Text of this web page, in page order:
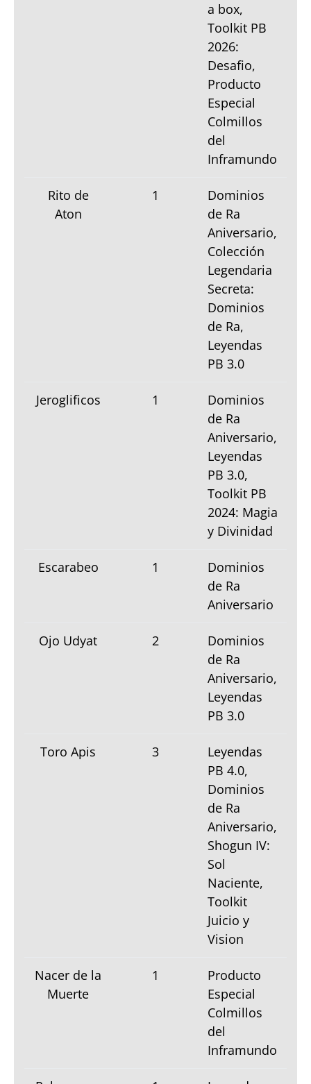
a box,
Toolkit PB
2026:
Desafio,
Producto
Especial
Colmillos
del
Inframundo
Rito de
Aton
1
Dominios
de Ra
Aniversario,
Colección
Legendaria
Secreta:
Dominios
de Ra,
Leyendas
PB 3.0
Jeroglificos 1
Dominios
de Ra
Aniversario,
Leyendas
PB 3.0,
Toolkit PB
2024: Magia
y Divinidad
Escarabeo 1
Dominios
de Ra
Aniversario
Ojo Udyat 2
Dominios
de Ra
Aniversario,
Leyendas
PB 3.0
Toro Apis 3
Leyendas
PB 4.0,
Dominios
de Ra
Aniversario,
Shogun IV:
Sol
Naciente,
Toolkit
Juicio y
Vision
Nacer de la
Muerte
1
Producto
Especial
Colmillos
del
Inframundo